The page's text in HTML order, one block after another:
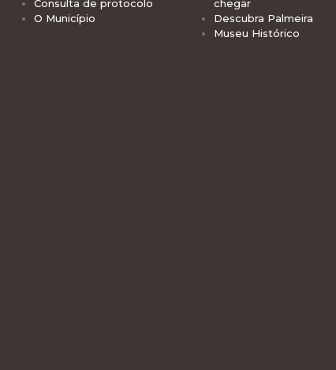
Consulta de protocolo
O Município
chegar
Descubra Palmeira
Museu Histórico